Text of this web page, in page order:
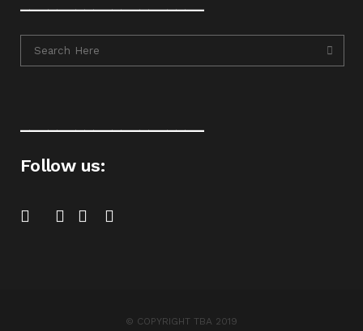
Follow us:
© COPYRIGHT TBA 2019